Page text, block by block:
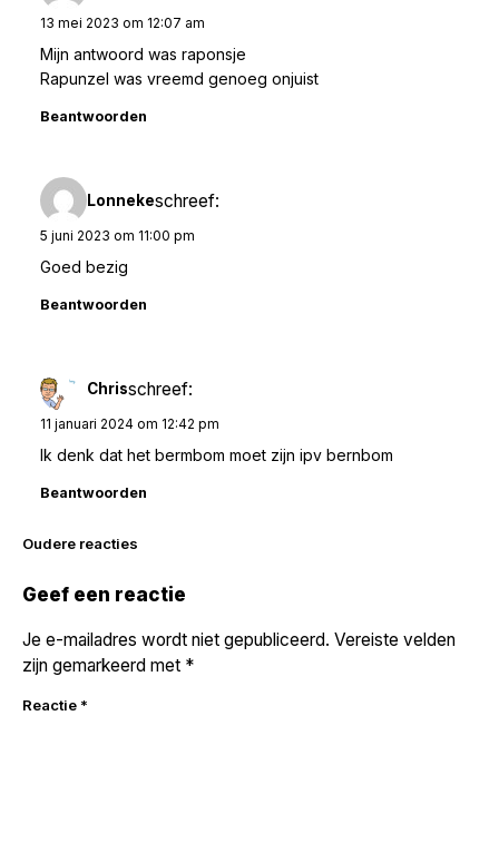
13 mei 2023 om 12:07 am
Mijn antwoord was raponsje
Rapunzel was vreemd genoeg onjuist
Beantwoorden
Lonnekeschreef:
5 juni 2023 om 11:00 pm
Goed bezig
Beantwoorden
Chrisschreef:
11 januari 2024 om 12:42 pm
Ik denk dat het bermbom moet zijn ipv bernbom
Beantwoorden
Reacties
navigatie
Oudere reacties
Geef een reactie
Je e-mailadres wordt niet gepubliceerd. Vereiste velden
zijn gemarkeerd met *
Reactie *